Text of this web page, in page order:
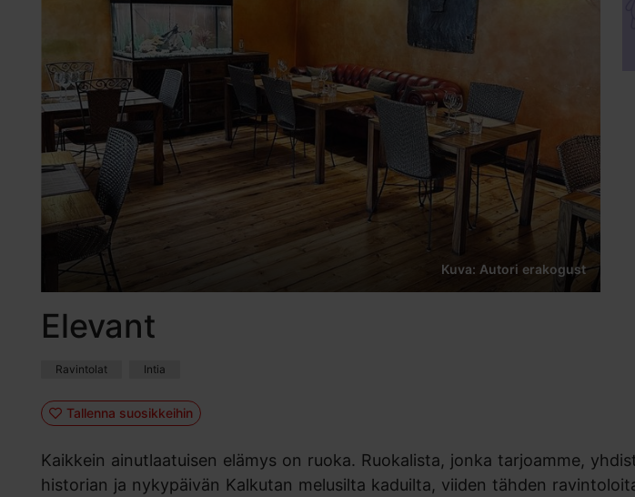
Kuva: Autori erakogust
Elevant
Ravintolat Intia
Tallenna suosikkeihin
Kaikkein ainutlaatuisen elämys on ruoka. Ruokalista, jonka tarjoamme,
historian ja nykypäivän Kalkutan melusilta kaduilta, viiden tähden